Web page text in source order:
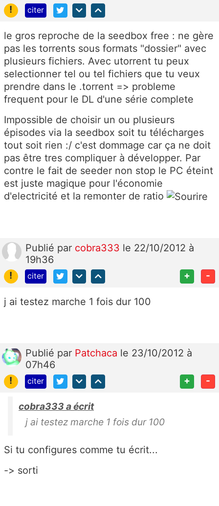
!
citer
le gros reproche de la seedbox free : ne gère
pas les torrents sous formats "dossier" avec
plusieurs fichiers. Avec utorrent tu peux
selectionner tel ou tel fichiers que tu veux
prendre dans le .torrent => probleme
frequent pour le DL d'une série complete
Impossible de choisir un ou plusieurs
épisodes via la seedbox soit tu télécharges
tout soit rien :/ c'est dommage car ça ne doit
pas être tres compliquer à développer. Par
contre le fait de seeder non stop le PC éteint
est juste magique pour l'économie
d'electricité et la remonter de ratio
Publié par cobra333 le 22/10/2012 à
19h36
!
citer + -
j ai testez marche 1 fois dur 100
Publié par Patchaca le 23/10/2012 à
07h46
!
citer + -
cobra333 a écrit
j ai testez marche 1 fois dur 100
Si tu configures comme tu écrit...
-> sorti